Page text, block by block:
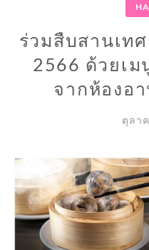
ร่วมสืบสานเท
2566 ด้วยเม
จากห้องอ
ตุลา